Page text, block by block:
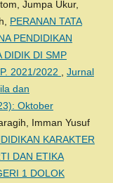
Jumpa Ukur,
PERANAN TATA
PENDIDIKAN
DIDIK DI SMP
2021/2022
Jurnal
dan
Oktober
Imman Yusuf
KARAKTER
DAN ETIKA
1 DOLOK